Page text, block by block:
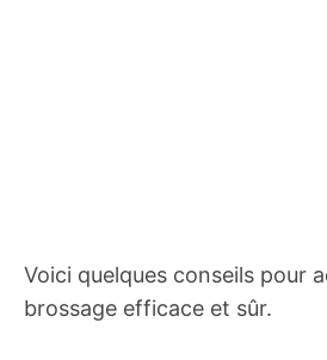
Voici quelques conseils pour
brossage efficace et sûr.